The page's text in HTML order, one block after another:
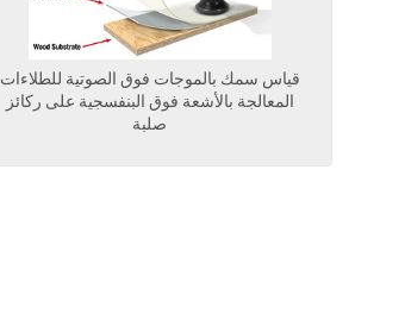
قياس سمك بالموجات فوق الصوتية للطلاءات
المعالجة بالأشعة فوق البنفسجية على ركائز
صلبة